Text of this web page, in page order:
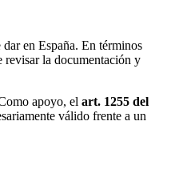
en España. En términos
revisar la documentación y
apoyo, el art. 1255 del
válido frente a un